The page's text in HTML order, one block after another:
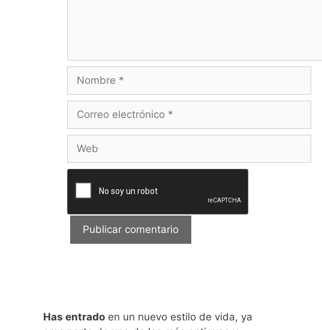
electrónico
Has entrado en un nuevo estilo de vida, ya